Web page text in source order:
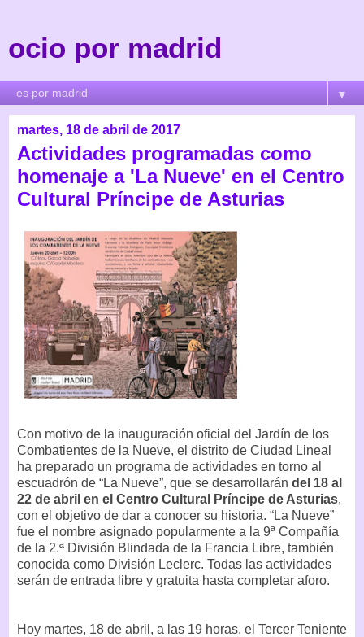
ocio por madrid
▼
martes, 18 de abril de 2017
Actividades programadas como
homenaje a 'La Nueve' en el Centro
Cultural Príncipe de Asturias
Con motivo de la inauguración oficial del Jardín de los
Combatientes de la Nueve, el distrito de Ciudad Lineal
ha preparado un programa de actividades en torno al
escuadrón de “La Nueve”, que se desarrollarán del 18 al
22 de abril en el Centro Cultural Príncipe de Asturias,
con el objetivo de dar a conocer su historia. “La Nueve”
fue el nombre asignado popularmente a la 9ª Compañía
de la 2.ª División Blindada de la Francia Libre, también
conocida como División Leclerc. Todas las actividades
serán de entrada libre y gratuita hasta completar aforo.
Hoy martes, 18 de abril, a las 19 horas, el Tercer Teniente